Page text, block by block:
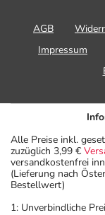
Generell gilt:
gewissenhafte
Ihren Arzt oder
Eine vom Arzt
Angaben der
individuell
nach seinen
Aufbewahrung
AGB
Impressum
Alle Preise inkl.
zuzüglich 3,99 €
versandkostenfrei
(Lieferung nach
Bestellwert)
1: Unverbindliche